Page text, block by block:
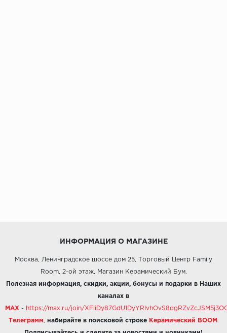
ИНФОРМАЦИЯ О МАГАЗИНЕ
Москва, Ленинградское шоссе дом 25, Торговый Центр Family
Room, 2-ой этаж, Магазин Керамический Бум.
Полезная информация, скидки, акции, бонусы и подарки в Наших
каналах в
MAX - https://max.ru/join/
Телеграмм набирайте в поисковой строке Керамический BOOM .